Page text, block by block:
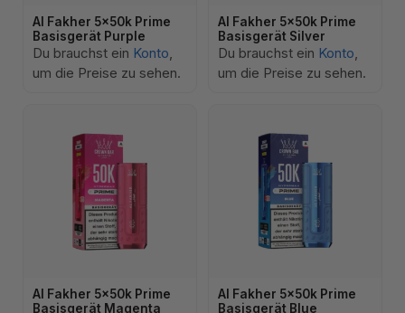
Al Fakher 5x50k Prime
Basisgerät Purple
Du brauchst ein Konto,
um die Preise zu sehen.
Al Fakher 5x50k Prime
Basisgerät Silver
Du brauchst ein Konto,
um die Preise zu sehen.
Al Fakher 5x50k Prime
Basisgerät Magenta
Al Fakher 5x50k Prime
Basisgerät Blue